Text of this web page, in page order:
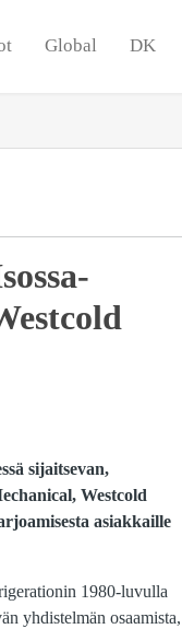
Global DK
sijaitsevan,
Westcold
asiakkaille
1980-luvulla
yhdistelmän osaamista,